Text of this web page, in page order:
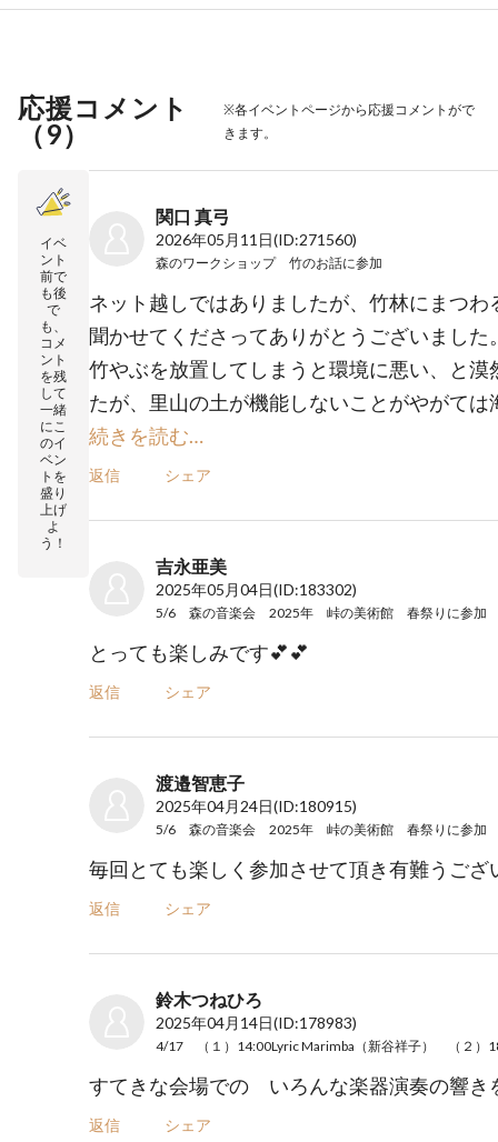
応援コメント
（9）
※各イベントページから応援コメントがで
きます。
イベ
ント
前で
も後
で
も、
コメ
ント
を残
して
一緒
にこ
のイ
ベン
トを
盛り
上げ
よ
う！
関口 真弓
2026年05月11日(ID:271560)
森のワークショップ 竹のお話に参加
ネット越しではありましたが、竹林にまつわ
聞かせてくださってありがとうございました
竹やぶを放置してしまうと環境に悪い、と漠
たが、里山の土が機能しないことがやがて
続きを読む…
返信 シェア
吉永亜美
2025年05月04日(ID:183302)
5/6 森の音楽会 2025年 峠の美術館 春祭り に参加
とっても楽しみです💕💕
返信 シェア
渡邉智恵子
2025年04月24日(ID:180915)
5/6 森の音楽会 2025年 峠の美術館 春祭り に参加
毎回とても楽しく参加させて頂き有難うござ
返信 シェア
鈴木つねひろ
2025年04月14日(ID:178983)
すてきな会場での いろんな楽器演奏の響き
返信 シェア